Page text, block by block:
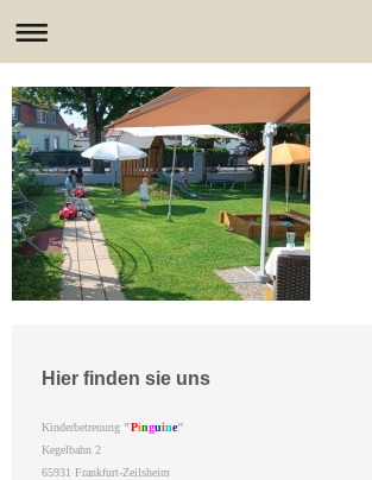
Hier finden sie uns
Kinderbetreuung "Pinguine"
Kegelbahn 2
65931 Frankfurt-Zeilsheim